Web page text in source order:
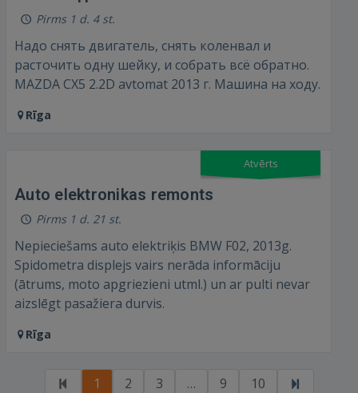
IENĀKT
FACEBOOK
 Sign in with Apple
Vēl neesat reģistrējies?
Pirms 1 d. 4 st.
Надо снять двигатель, снять коленвал и
расточить одну шейку, и собрать всё обратно.
MAZDA CX5 2.2D avtomat 2013 г. Машина на ходу.
Rīga
Atvērts
Auto elektronikas remonts
Pirms 1 d. 21 st.
Nepieciešams auto elektriķis BMW F02, 2013g.
Spidometra displejs vairs nerāda informāciju
(ātrums, moto apgriezieni utml.) un ar pulti nevar
aizslēgt pasažiera durvis.
Rīga
1 2 3 … 9 10